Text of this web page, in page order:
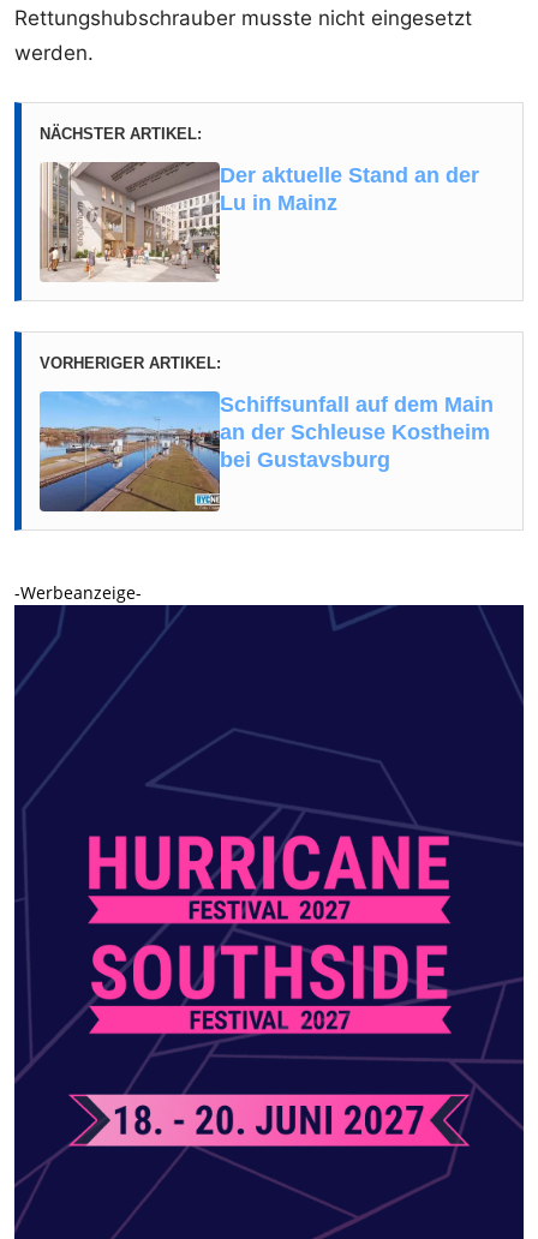
Rettungshubschrauber musste nicht eingesetzt
werden.
NÄCHSTER ARTIKEL:
Der aktuelle Stand an der
Lu in Mainz
VORHERIGER ARTIKEL:
Schiffsunfall auf dem Main
an der Schleuse Kostheim
bei Gustavsburg
-Werbeanzeige-